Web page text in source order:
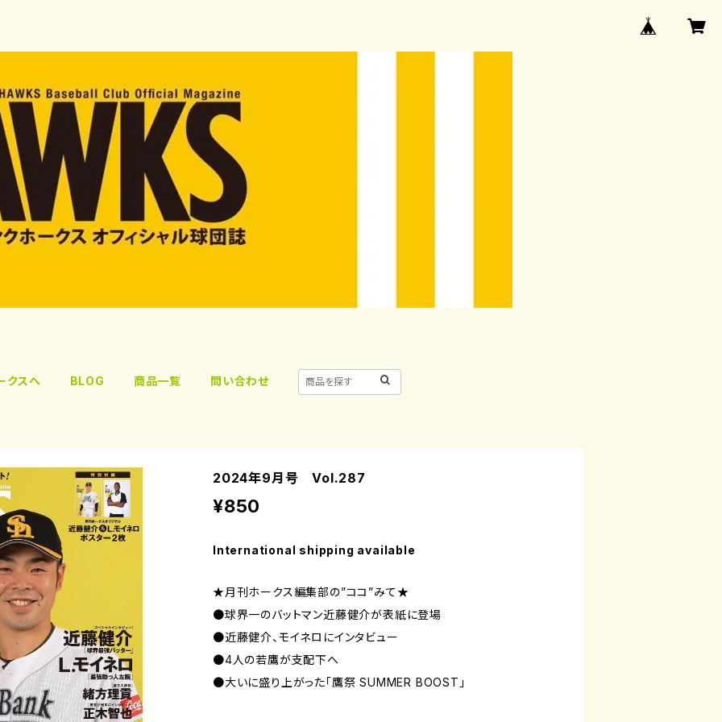
クスへ BLOG 商品一覧 問い合わせ
2024年9月号 Vol.287
¥850
International shipping available
★月刊ホークス編集部の”ココ”みて★
●球界一のバットマン近藤健介が表紙に登場
●近藤健介、モイネロにインタビュー
●4人の若鷹が支配下へ
●大いに盛り上がった「鷹祭 SUMMER BOOST」